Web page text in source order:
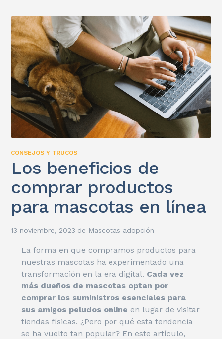
CONSEJOS Y TRUCOS
Los beneficios de
comprar productos
para mascotas en línea
13 noviembre, 2023 de Mascotas adopción
La forma en que compramos productos para
nuestras mascotas ha experimentado una
transformación en la era digital. Cada vez
más dueños de mascotas optan por
comprar los suministros esenciales para
sus amigos peludos online en lugar de visitar
tiendas físicas. ¿Pero por qué esta tendencia
se ha vuelto tan popular? En este artículo,